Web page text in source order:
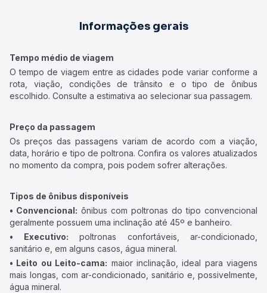
Informações gerais
Tempo médio de viagem
O tempo de viagem entre as cidades pode variar conforme a
rota, viação, condições de trânsito e o tipo de ônibus
escolhido. Consulte a estimativa ao selecionar sua passagem.
Preço da passagem
Os preços das passagens variam de acordo com a viação,
data, horário e tipo de poltrona. Confira os valores atualizados
no momento da compra, pois podem sofrer alterações.
Tipos de ônibus disponíveis
• Convencional: ônibus com poltronas do tipo convencional
geralmente possuem uma inclinação até 45º e banheiro.
• Executivo: poltronas confortáveis, ar-condicionado,
sanitário e, em alguns casos, água mineral.
• Leito ou Leito-cama: maior inclinação, ideal para viagens
mais longas, com ar-condicionado, sanitário e, possivelmente,
água mineral.